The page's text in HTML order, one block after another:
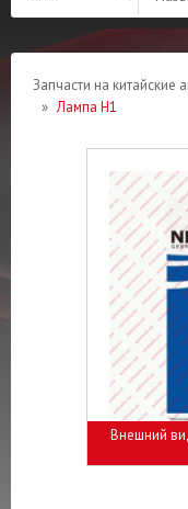
Запчасти на китайские
» Лампа H1
Внешний